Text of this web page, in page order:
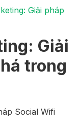
Giải pháp
Giải
trong
Social Wifi